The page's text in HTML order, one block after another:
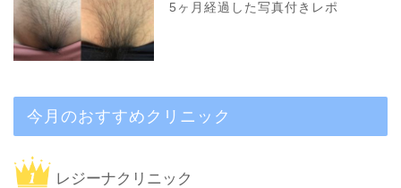
5ヶ月経過した写真付きレポ
今月のおすすめクリニック
レジーナクリニック